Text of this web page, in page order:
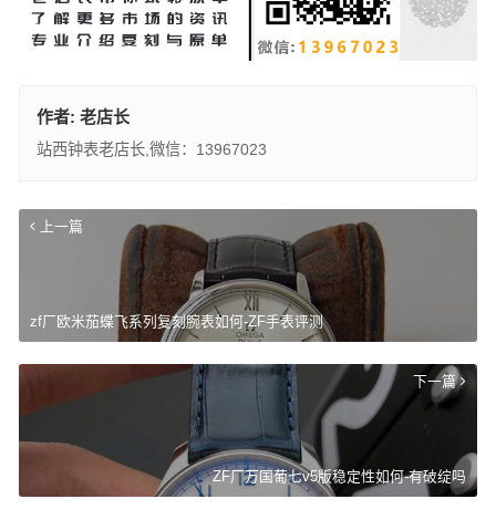
作者: 老店长
站西钟表老店长,微信：13967023
上一篇
zf厂欧米茄蝶飞系列复刻腕表如何-ZF手表评测
下一篇
ZF厂万国葡七v5版稳定性如何-有破绽吗